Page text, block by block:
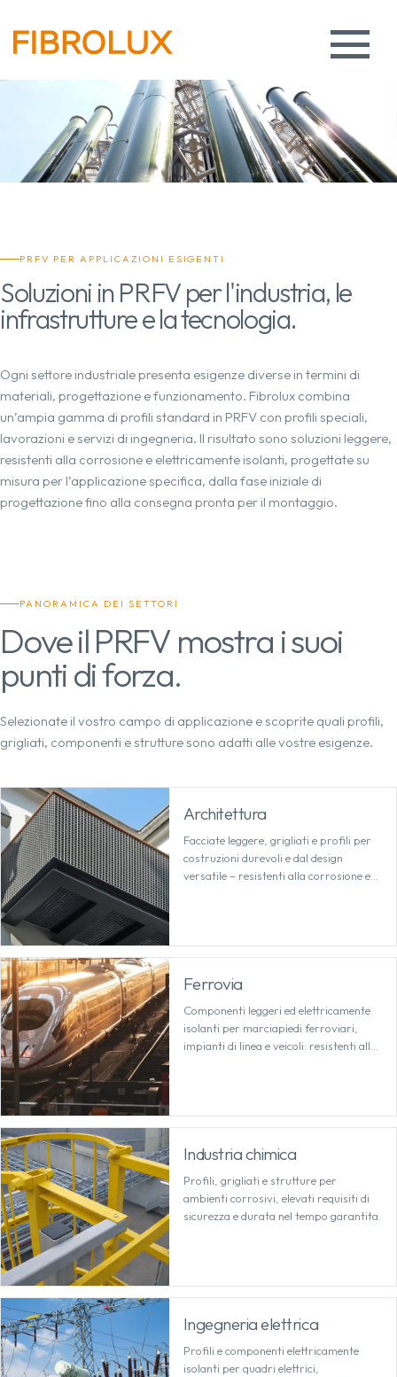
PRFV PER APPLICAZIONI ESIGENTI
Soluzioni in PRFV per l'industria, le
infrastrutture e la tecnologia.
Ogni settore industriale presenta esigenze diverse in termini di
materiali, progettazione e funzionamento. Fibrolux combina
un’ampia gamma di profili standard in PRFV con profili speciali,
lavorazioni e servizi di ingegneria. Il risultato sono soluzioni leggere,
resistenti alla corrosione e elettricamente isolanti, progettate su
misura per l’applicazione specifica, dalla fase iniziale di
progettazione fino alla consegna pronta per il montaggio.
PANORAMICA DEI SETTORI
Dove il PRFV mostra i suoi
punti di forza.
Selezionate il vostro campo di applicazione e scoprite quali profili,
grigliati, componenti e strutture sono adatti alle vostre esigenze.
Architettura
Facciate leggere, grigliati e profili per
costruzioni durevoli e dal design
versatile – resistenti alla corrosione e
Ferrovia
Componenti leggeri ed elettricamente
isolanti per marciapiedi ferroviari,
impianti di linea e veicoli: resistenti alle
Industria chimica
Profili, grigliati e strutture per
ambienti corrosivi, elevati requisiti di
sicurezza e durata nel tempo garantita.
Ingegneria elettrica
Profili e componenti elettricamente
isolanti per quadri elettrici,